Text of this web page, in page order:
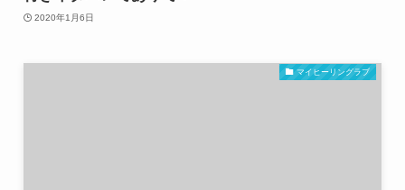
2020年1月6日
マイヒーリングラブ